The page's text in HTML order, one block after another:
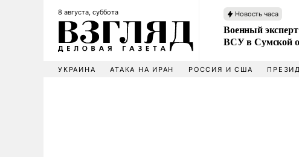
8 августа, суббота Новость часа
Военный
ВСУ в Сумской
УКРАИНА АТАКА НА ИРАН РОССИЯ И США